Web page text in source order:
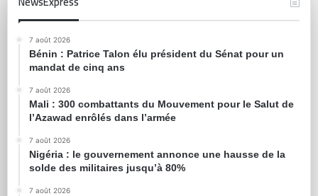
7 août 2026
Bénin : Patrice Talon élu président du Sénat pour un
mandat de cinq ans
7 août 2026
Mali : 300 combattants du Mouvement pour le Salut de
l’Azawad enrôlés dans l’armée
7 août 2026
Nigéria : le gouvernement annonce une hausse de la
solde des militaires jusqu’à 80%
7 août 2026